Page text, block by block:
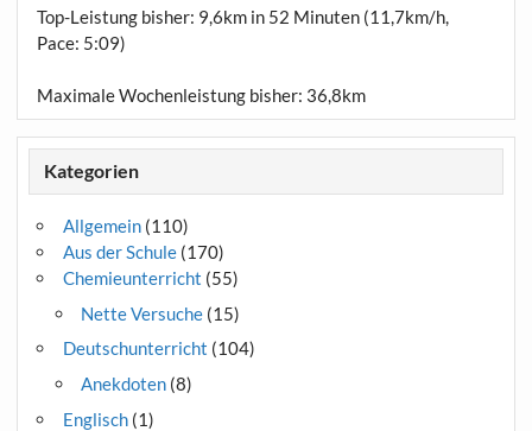
Top-Leistung bisher: 9,6km in 52 Minuten (11,7km/h,
Pace: 5:09)
Maximale Wochenleistung bisher: 36,8km
Kategorien
Allgemein(110)
Aus der Schule(170)
Chemieunterricht (55)
Nette Versuche(15)
Deutschunterricht (104)
Anekdoten(8)
Englisch(1)